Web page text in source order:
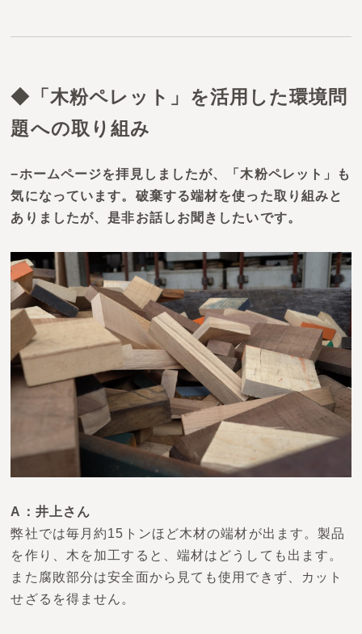
◆「木粉ペレット」を活用した環境問
題への取り組み
−ホームページを拝見しましたが、「木粉ペレット」も
気になっています。破棄する端材を使った取り組みと
ありましたが、是非お話しお聞きしたいです。
A：井上さん
弊社では毎月約15トンほど木材の端材が出ます。製品
を作り、木を加工すると、端材はどうしても出ます。
また腐敗部分は安全面から見ても使用できず、カット
せざるを得ません。